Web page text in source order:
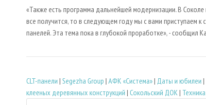
«Также есть программа дальнейшей модернизации. В
все получится, то в следующем году мы с вами приступаем
панелей. Эта тема пока в глубокой проработке», - сообщил
CLT-панели | Segezha Group | АФК «Система»| Даты и юбилеи |
клееных деревянных конструкций | Сокольский ДОК | Техника